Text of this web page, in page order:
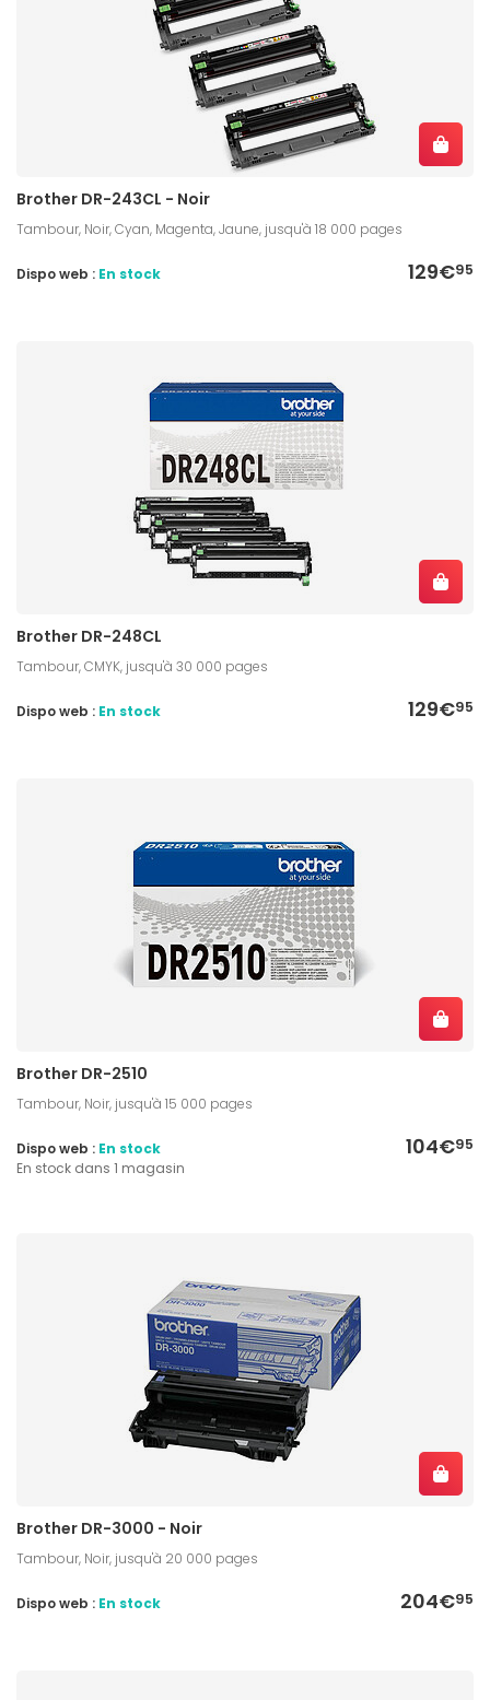
Brother DR-243CL - Noir
Tambour, Noir, Cyan, Magenta, Jaune, jusqu'à 18 000 pages
129€95
Dispo web : En stock
Brother DR-248CL
Tambour, CMYK, jusqu'à 30 000 pages
129€95
Dispo web : En stock
Brother DR-2510
Tambour, Noir, jusqu'à 15 000 pages
104€95
Dispo web : En stock
En stock dans 1 magasin
Brother DR-3000 - Noir
Tambour, Noir, jusqu'à 20 000 pages
204€95
Dispo web : En stock